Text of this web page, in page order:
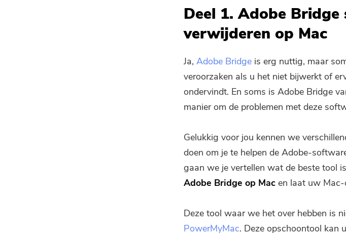
Deel 1. Adobe Bridge
verwijderen op Mac
Ja, Adobe Bridge is erg nuttig, maar
veroorzaken als u het niet bijwerkt of
ondervindt. En soms is Adobe Bridge
manier om de problemen met deze
Gelukkig voor jou kennen we
doen om je te helpen de Adobe-
gaan we je vertellen wat de beste tool
Adobe Bridge op Mac en laat uw Mac-
Deze tool waar we het over hebben is
PowerMyMac. Deze opschoontool kan